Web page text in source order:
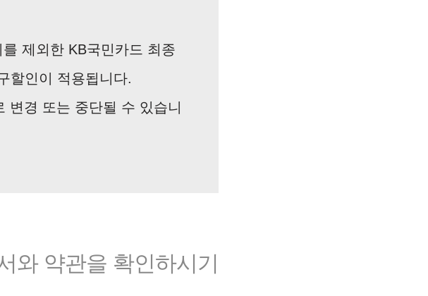
제외한 KB국민카드 최종
할인이 적용됩니다.
변경 또는 중단될 수 있습니
와 약관을 확인하시기